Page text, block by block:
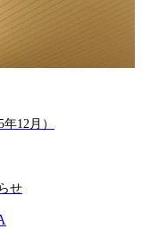
12月）
せ